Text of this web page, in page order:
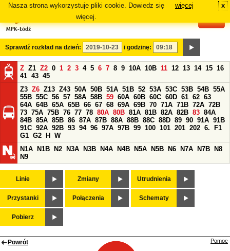
Nasza strona wykorzystuje pliki cookie. Dowiedz się
więcej.
więcej x
Sprawdź rozkład na dzień: i godzinę:
Z Z1 Z2 0 1 2 3 4 5 6 7 8 9 10A 10B 11 12 13 14 15 16
41 43 45
Z3 Z6 Z13 Z43 50A 50B 51A 51B 52 53A 53C 53B 54B 55A
55B 55C 56 57 58A 58B 59 60A 60B 60C 60D 61 62 63
64A 64B 65A 65B 66 67 68 69A 69B 70 71A 71B 72A 72B
73 75A 75B 76 77 78 80A 80B 81A 81B 82A 82B 83 84A
84B 85A 85B 86 87A 87B 88A 88B 88C 88D 89 90 91A 91B
91C 92A 92B 93 94 96 97A 97B 99 100 101 201 202 6.
F1
G1 G2 H
W
N1A
N1B N2 N3A N3B N4A N4B N5A N5B N6 N7A N7B
N8
N9
Linie Zmiany Utrudnienia
Przystanki Połączenia Schematy
Pobierz
Powrót Pomoc